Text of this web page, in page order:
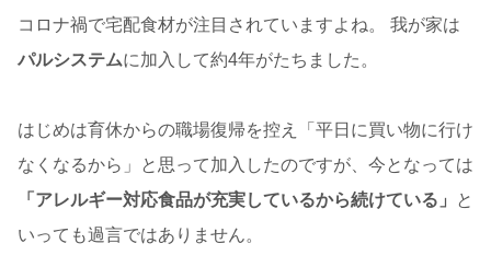
コロナ禍で宅配食材が注目されていますよね。 我が家は
パルシステムに加入して約4年がたちました。
はじめは育休からの職場復帰を控え「平日に買い物に行け
なくなるから」と思って加入したのですが、今となっては
「アレルギー対応食品が充実しているから続けている」
と
いっても過言ではありません。